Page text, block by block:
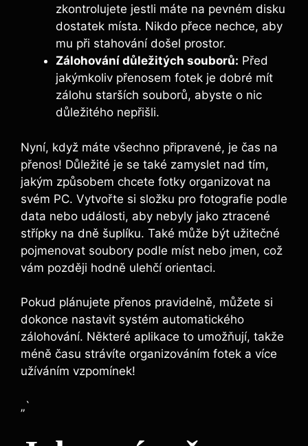
zkontrolujete jestli máte na pevném disku
dostatek místa. Nikdo přece nechce, aby
mu při stahování došel prostor.
Zálohování důležitých souborů: Před
jakýmkoliv přenosem fotek je dobré mít
zálohu starších souborů, abyste o nic
důležitého nepřišli.
Nyní, když máte všechno připravené, je čas na
přenos! Důležité je se také zamyslet nad tím,
jakým způsobem chcete fotky organizovat na
svém PC. Vytvořte si složku pro fotografie podle
data nebo události, aby nebyly jako ztracené
střípky na dně šuplíku. Také může být užitečné
pojmenovat soubory podle míst nebo jmen, což
vám později hodně ulehčí orientaci.
Pokud plánujete přenos pravidelně, můžete si
dokonce nastavit systém automatického
zálohování. Některé aplikace to umožňují, takže
méně času strávíte organizováním fotek a více
užíváním vzpomínek!
„`